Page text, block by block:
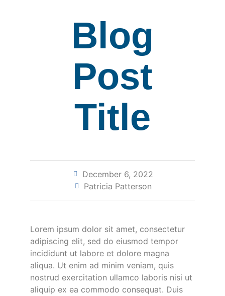
Blog
Post
Title
December 6, 2022
Patricia Patterson
Lorem ipsum dolor sit amet, consectetur
adipiscing elit, sed do eiusmod tempor
incididunt ut labore et dolore magna
aliqua. Ut enim ad minim veniam, quis
nostrud exercitation ullamco laboris nisi ut
aliquip ex ea commodo consequat. Duis